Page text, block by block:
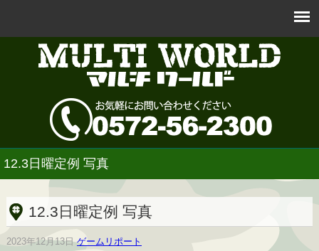
12.3日曜定例 写真
12.3日曜定例 写真
2023年12月13日 ゲームリポート